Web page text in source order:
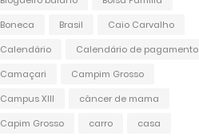
Boneca
Brasil
Caio Carvalho
Calendário
Calendário de pagamento
Camaçari
Campim Grosso
Campus XIII
câncer de mama
Capim Grosso
carro
casa